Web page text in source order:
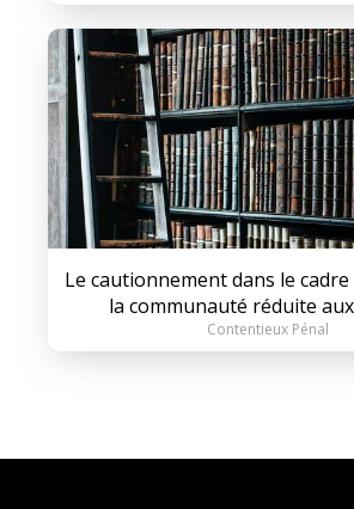
Le cautionnement dans le
la communauté réduite
Contentieux Pénal